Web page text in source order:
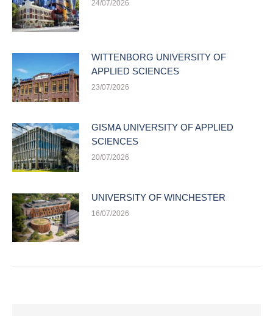
24/07/2026
WITTENBORG UNIVERSITY OF
APPLIED SCIENCES
23/07/2026
GISMA UNIVERSITY OF APPLIED
SCIENCES
20/07/2026
UNIVERSITY OF WINCHESTER
16/07/2026